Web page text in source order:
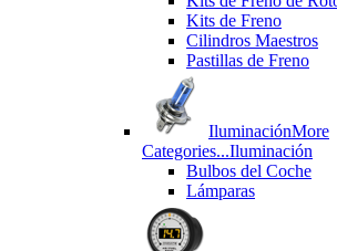
Kits de Freno
Cilindros Maestros
Pastillas de Freno
IluminaciónMore
Categories...Iluminación
Bulbos del Coche
Lámparas